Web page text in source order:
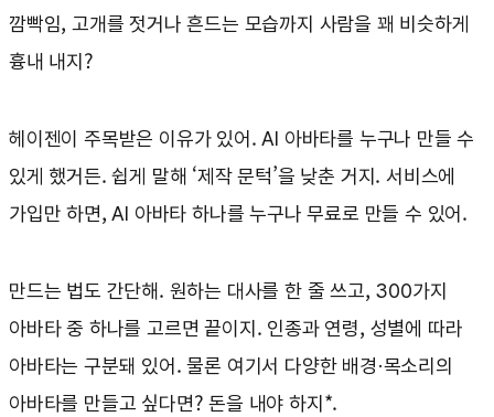
깜빡임, 고개를 젓거나 흔드는 모습까지 사람을 꽤 비슷하게
흉내 내지?
헤이젠이 주목받은 이유가 있어. AI 아바타를 누구나 만들 수
있게 했거든. 쉽게 말해 ‘제작 문턱’을 낮춘 거지. 서비스에
가입만 하면, AI 아바타 하나를 누구나 무료로 만들 수 있어.
만드는 법도 간단해. 원하는 대사를 한 줄 쓰고, 300가지
아바타 중 하나를 고르면 끝이지. 인종과 연령, 성별에 따라
아바타는 구분돼 있어. 물론 여기서 다양한 배경·목소리의
아바타를 만들고 싶다면? 돈을 내야 하지*.